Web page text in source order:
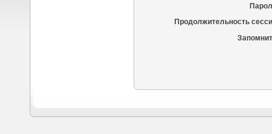
Продолжительность